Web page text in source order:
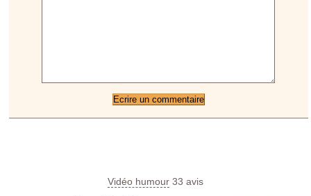
Vidéo humour 33 avis